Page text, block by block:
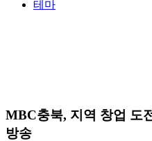
테마
MBC충북, 지역 창업 도
방송